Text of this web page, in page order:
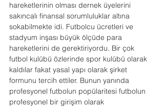
hareketlerinin olması dernek üyelerini
sakıncalı finansal sorumluluklar altına
sokabilmekte idi. Futbolcu ücretleri ve
stadyum inşası büyük ölçüde para
hareketlerini de gerektiriyordu. Bir çok
futbol kulübü özlerinde spor kulübü olarak
kaldılar fakat yasal yapı olarak şirket
formunu tercih ettiler. Bunun yanında
profesyonel futbolun popülaritesi futbolun
profesyonel bir girişim olarak